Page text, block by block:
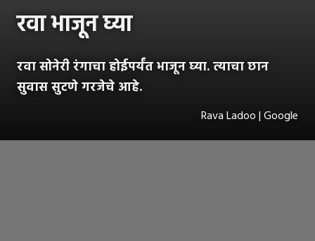
रवा भाजून घ्या
रवा सोनेरी रंगाचा होईपर्यंत भाजून घ्या. त्याचा छान
सुवास सुटणे गरजेचे आहे.
Rava Ladoo | Google